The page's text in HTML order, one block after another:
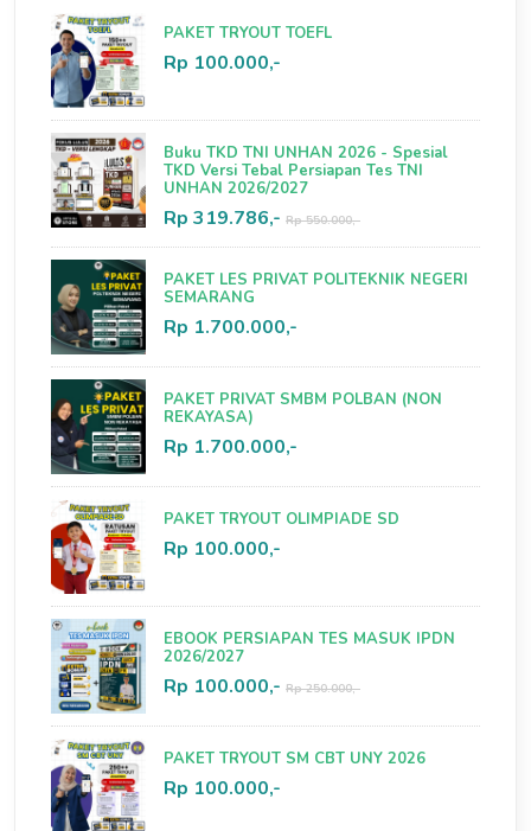
PAKET TRYOUT TOEFL
Rp 100.000,-
Buku TKD TNI UNHAN 2026 - Spesial
TKD Versi Tebal Persiapan Tes TNI
UNHAN 2026/2027
Rp 319.786,- Rp 550.000,-
PAKET LES PRIVAT POLITEKNIK NEGERI
SEMARANG
Rp 1.700.000,-
PAKET PRIVAT SMBM POLBAN (NON
REKAYASA)
Rp 1.700.000,-
PAKET TRYOUT OLIMPIADE SD
Rp 100.000,-
EBOOK PERSIAPAN TES MASUK IPDN
2026/2027
Rp 100.000,- Rp 250.000,-
PAKET TRYOUT SM CBT UNY 2026
Rp 100.000,-